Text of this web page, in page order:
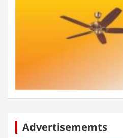
Advertisememts